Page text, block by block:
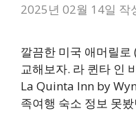
2025년 02월 14일 작
깔끔한 미국 애머릴로
교해보자. 라 퀸타 인
La Quinta Inn by
족여행 숙소 정보 못